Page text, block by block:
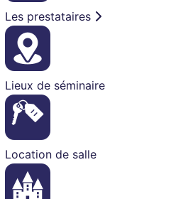
Les prestataires
Lieux de séminaire
Location de salle